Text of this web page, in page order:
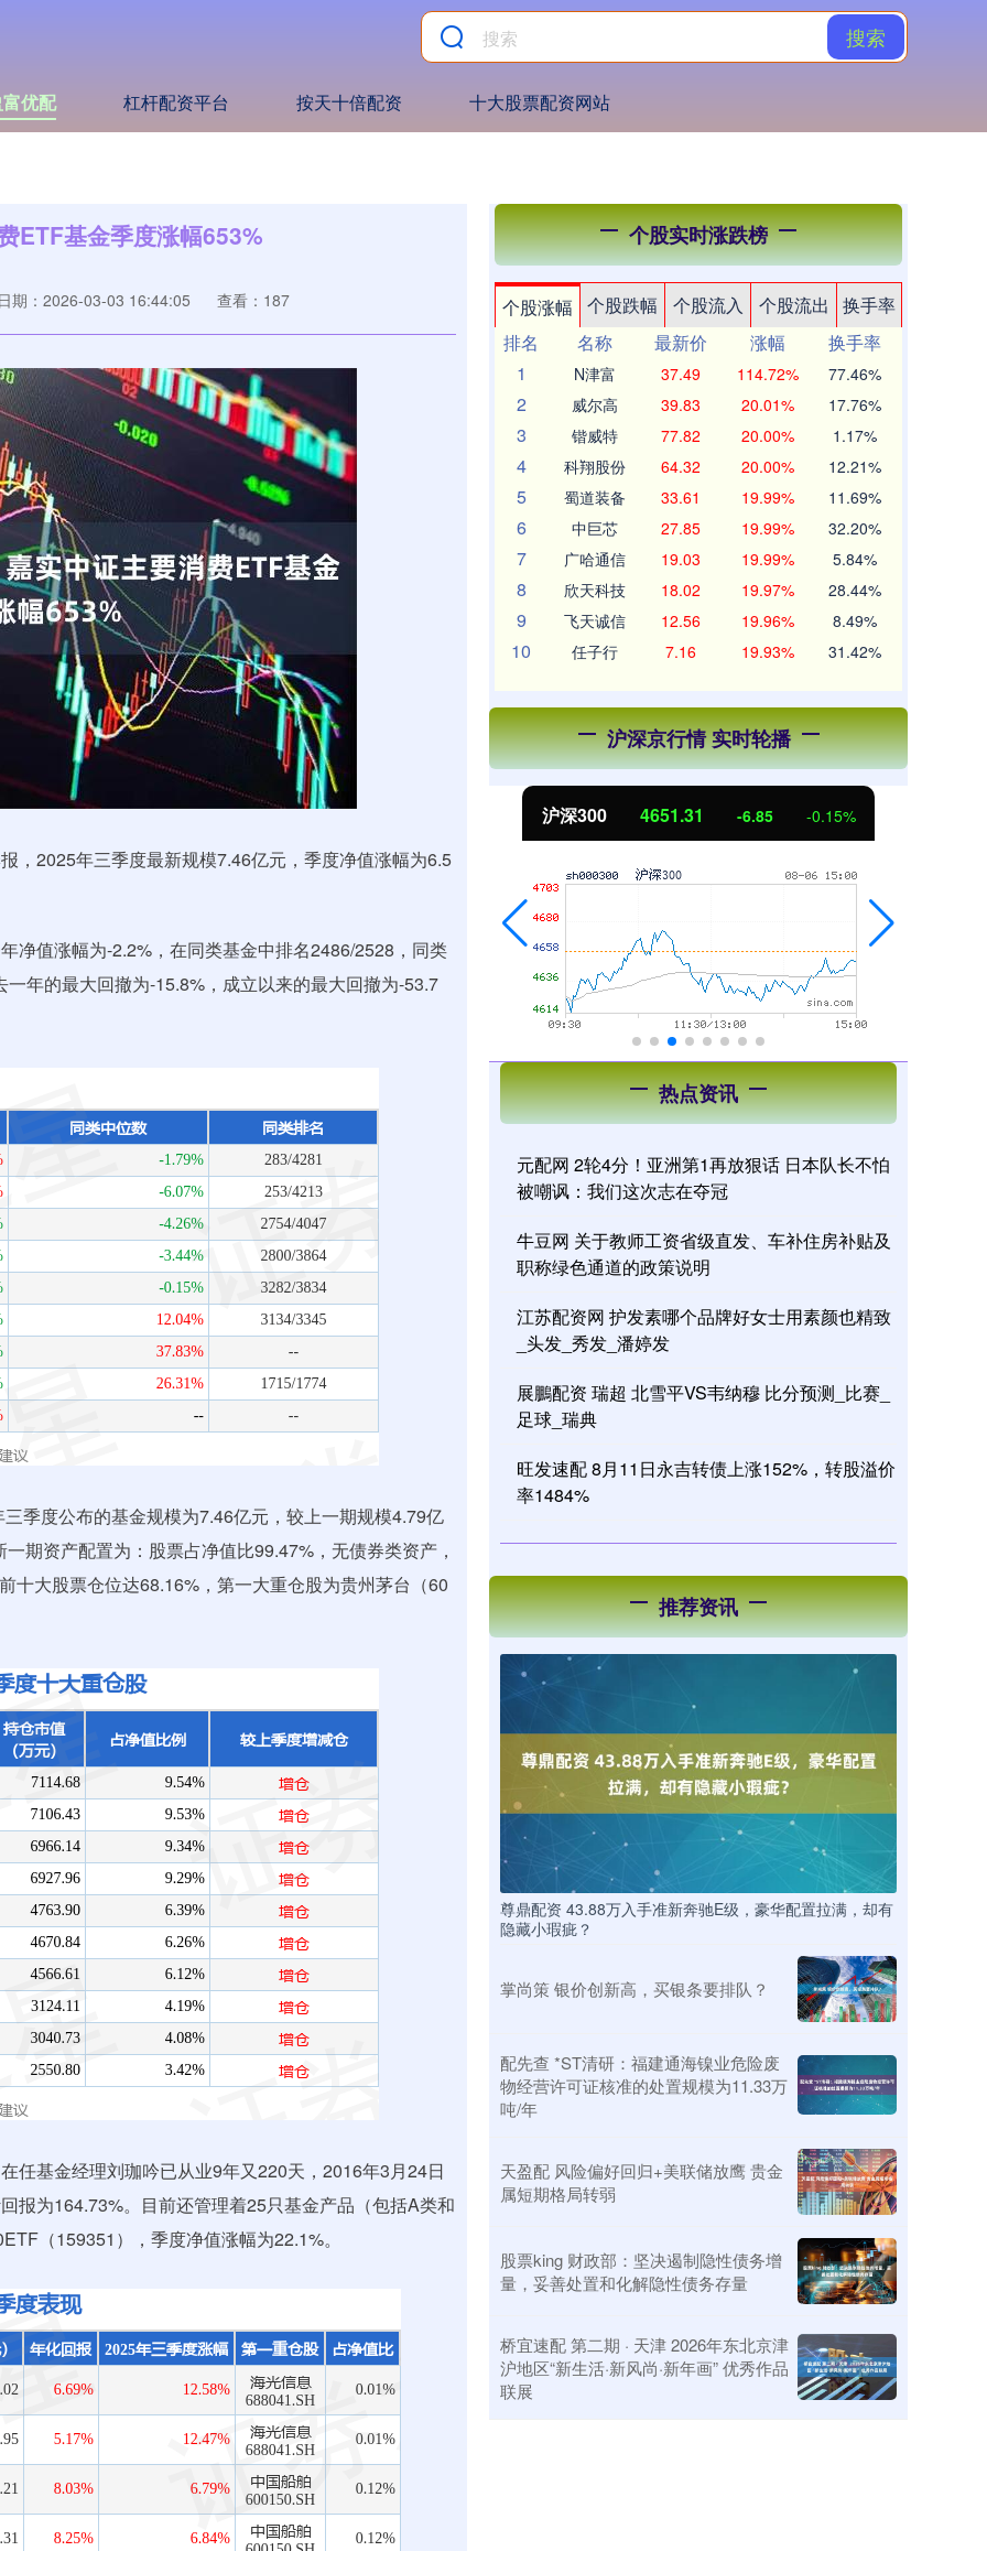
搜索
优配 杠杆配资平台 按天十倍配资 十大股票配资网站
ETF基金季度涨幅653%
期：2026-03-03 16:44:05 查看：187
，2025年三季度最新规模7.46亿元，季度净值涨幅为6.5
净值涨幅为-2.2%，在同类基金中排名2486/2528，同类
年的最大回撤为-15.8%，成立以来的最大回撤为-53.7
季度公布的基金规模为7.46亿元，较上一期规模4.79亿
期资产配置为：股票占净值比99.47%，无债券类资产，
十大股票仓位达68.16%，第一大重仓股为贵州茅台（60
任基金经理刘珈吟已从业9年又220天，2016年3月24日
报为164.73%。目前还管理着25只基金产品（包括A类和
（159351），季度净值涨幅为22.1%。
个股实时涨跌榜
个股涨幅 个股跌幅 个股流入 个股流出
换手率
排名
名称 最新价 涨幅
换手率
1
N津富 37.49 114.72% 77.46%
2 威尔高 39.83 20.01% 17.76%
3 锴威特 77.82 20.00% 1.17%
4 科翔股份 64.32 20.00% 12.21%
5 蜀道装备 33.61 19.99% 11.69%
6 中巨芯 27.85 19.99% 32.20%
7 广哈通信 19.03 19.99% 5.84%
8 欣天科技 18.02 19.97% 28.44%
9 飞天诚信 12.56 19.96% 8.49%
10 任子行 7.16 19.93% 31.42%
沪深京行情 实时轮播
-34.08 -0.24% 沪深300 4651.31 -0.15% 北证50 1122.88 3.42
热点资讯
元配网 2轮4分！亚洲第1再放狠话 日本队长不怕
被嘲讽：我们这次志在夺冠
牛豆网 关于教师工资省级直发、车补住房补贴及
职称绿色通道的政策说明
江苏配资网 护发素哪个品牌好女士用素颜也精致
_头发_秀发_潘婷发
展鵬配资 瑞超 北雪平VS韦纳穆 比分预测_比赛_
足球_瑞典
旺发速配 8月11日永吉转债上涨152%，转股溢价
率1484%
推荐资讯
尊鼎配资 43.88万入手准新奔驰E级，豪华配置拉满，却有
隐藏小瑕疵？
掌尚策 银价创新高，买银条要排队？
配先查 *ST清研：福建通海镍业危险废
物经营许可证核准的处置规模为11.33万
吨/年
天盈配 风险偏好回归+美联储放鹰 贵金
属短期格局转弱
股票king 财政部：坚决遏制隐性债务增
量，妥善处置和化解隐性债务存量
桥宜速配 第二期 · 天津 2026年东北京津
沪地区“新生活·新风尚·新年画” 优秀作品
联展